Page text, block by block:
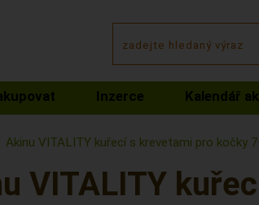
Inzerce Kalendář
Akinu VITALITY kuřecí s krevetami pro kočky
VITALITY